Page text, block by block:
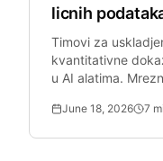
licnih
Timovi za
kvantitativne
u AI alatima.
June 18, 2026 7